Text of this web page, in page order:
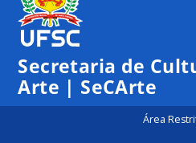
Secretaria de
Arte | SeCArte
Área